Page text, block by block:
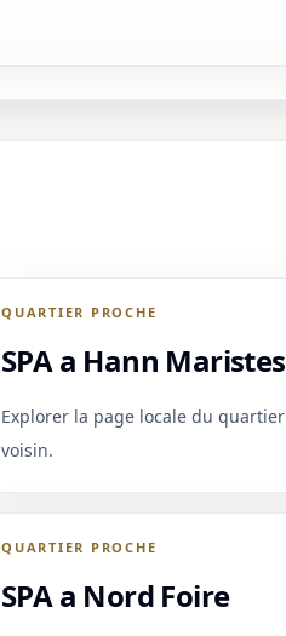
QUARTIER PROCHE
SPA a Hann Maristes
Explorer la page locale du quartier
voisin.
QUARTIER PROCHE
SPA a Nord Foire